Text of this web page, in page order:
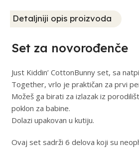
Detaljniji opis proizvoda
Set za novorođenče
Just Kiddin’ CottonBunny set, sa
Together, vrlo je praktičan za prvi
Možeš ga birati za izlazak iz
poklon za babine.
Dolazi upakovan u kutiju.
Ovaj set sadrži 6 delova koji su